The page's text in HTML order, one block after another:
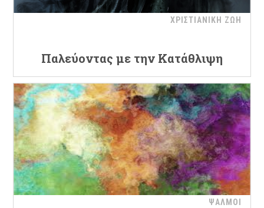
ΧΡΙΣΤΙΑΝΙΚΗ ΖΩΗ
Παλεύοντας με την Κατάθλιψη
ΨΑΛΜΟΙ